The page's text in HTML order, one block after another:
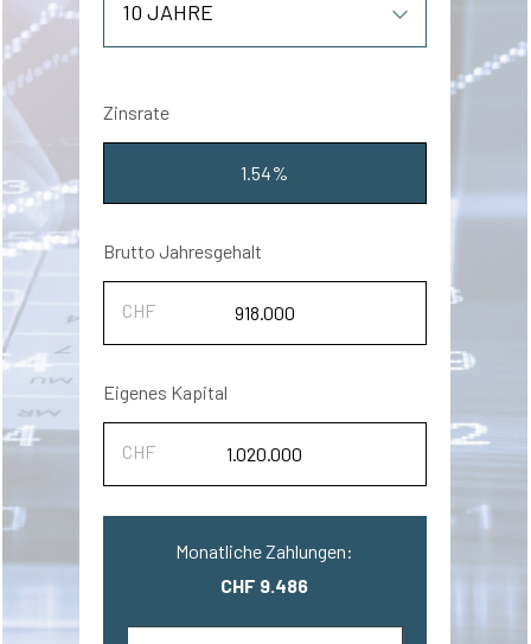
Zinsrate
1.54%
Brutto Jahresgehalt
Eigenes Kapital
Monatliche Zahlungen:
CHF 9.486